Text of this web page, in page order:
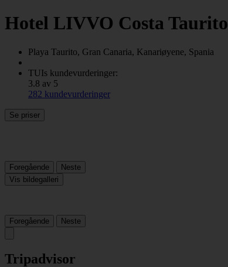
Hotel LIVVO Costa Taurito
Playa Taurito, Gran Canaria, Kanariøyene, Spania
TUIs kundevurderinger:
3.8 av 5
282 kundevurderinger
Se priser
Foregående
Neste
Vis bildegalleri
Foregående Neste
Tripadvisor